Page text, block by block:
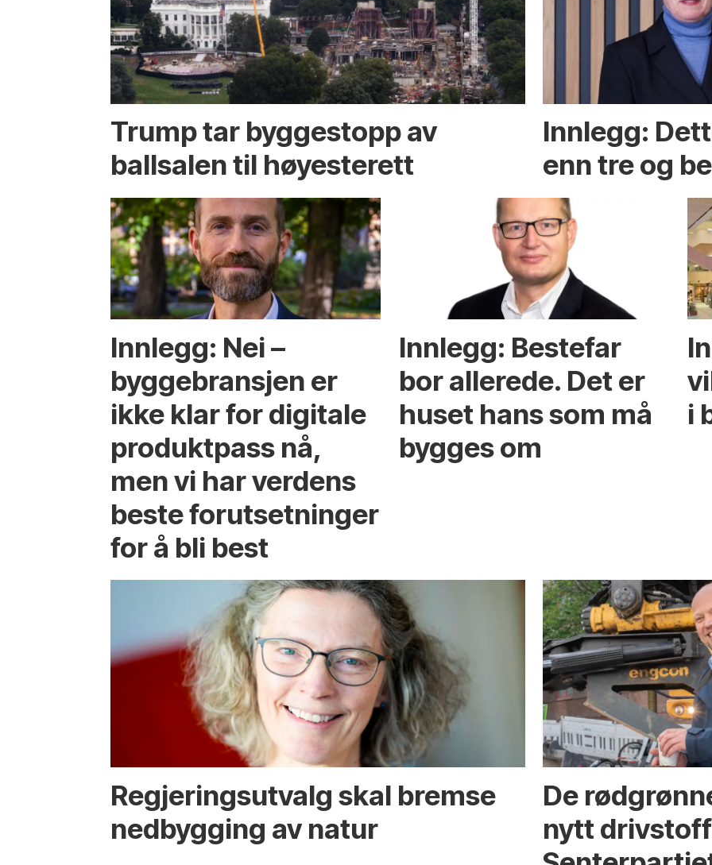
Trump tar byggestopp av
ballsalen til høyesterett
Innlegg:
enn tre og
Innlegg: Nei –
byggebransjen er
ikke klar for digitale
produktpass nå,
men vi har verdens
beste forutsetninger
for å bli best
Innlegg: Bestefar
bor allerede. Det er
huset hans som må
bygges om
i
Regjerings­utvalg skal bremse
ned­bygging av natur
De
nytt